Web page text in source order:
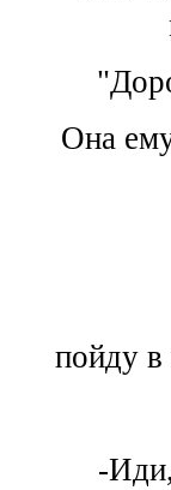
Она
пойду в
-